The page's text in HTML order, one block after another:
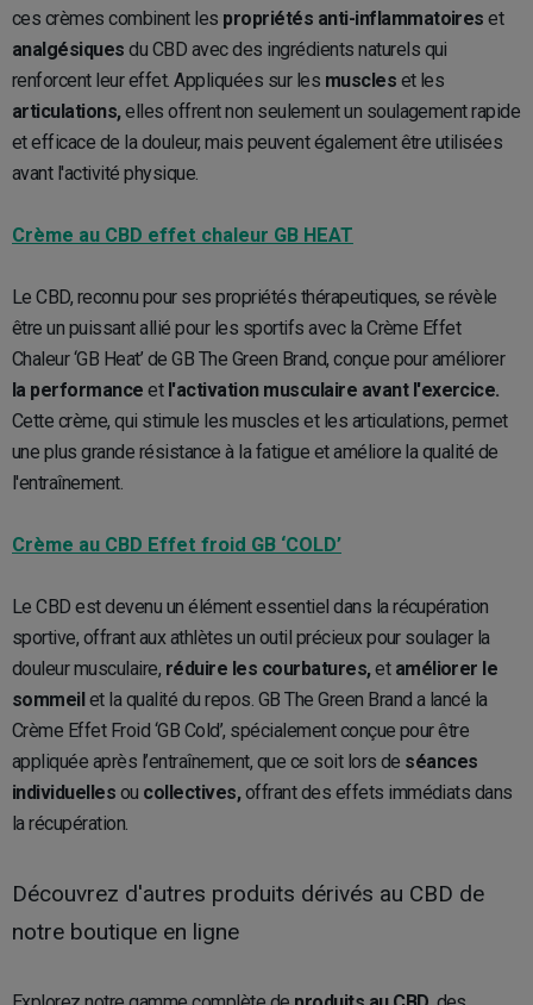
ces crèmes combinent les propriétés anti-inflammatoires et
analgésiques du CBD avec des ingrédients naturels qui
renforcent leur effet. Appliquées sur les muscles et les
articulations,elles offrent non seulement un soulagement rapide
et efficace de la douleur, mais peuvent également être utilisées
avant l'activité physique.
Crème au CBD effet chaleur GB HEAT
Le CBD, reconnu pour ses propriétés thérapeutiques, se révèle
être un puissant allié pour les sportifs avec la Crème Effet
Chaleur ‘GB Heat’ de GB The Green Brand, conçue pour améliorer
la performance et l'activation musculaire avant l'exercice.
Cette crème, qui stimule les muscles et les articulations, permet
une plus grande résistance à la fatigue et améliore la qualité de
l'entraînement.
Crème au CBD Effet froid GB ‘COLD’
Le CBD est devenu un élément essentiel dans la récupération
sportive, offrant aux athlètes un outil précieux pour soulager la
douleur musculaire, réduire les courbatures,et améliorer le
sommeilet la qualité du repos. GB The Green Brand a lancé la
Crème Effet Froid ‘GB Cold’, spécialement conçue pour être
appliquée après l’entraînement, que ce soit lors de séances
individuelles ou collectives,offrant des effets immédiats dans
la récupération.
Découvrez d'autres produits dérivés au CBD de
notre boutique en ligne